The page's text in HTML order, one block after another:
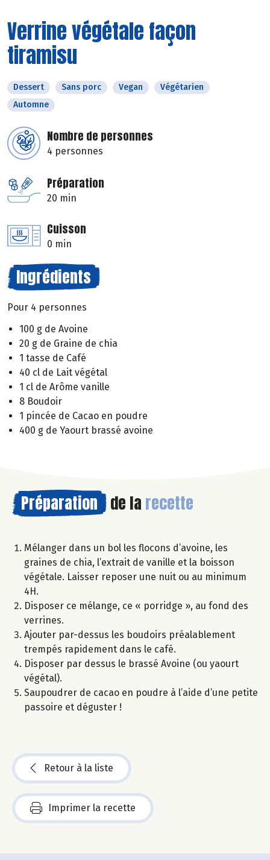
Verrine végétale façon
tiramisu
Dessert Sans porc Vegan
Végétarien
Automne
Nombre de personnes
4 personnes
Préparation
20 min
Cuisson
0 min
Ingrédients
Pour 4 personnes
100 g de Avoine
20 g de Graine de chia
1 tasse de Café
40 cl de Lait végétal
1 cl de Arôme vanille
8 Boudoir
1 pincée de Cacao en poudre
400 g de Yaourt brassé avoine
Préparation de la recette
Mélanger dans un bol les flocons d’avoine, les
graines de chia, l’extrait de vanille et la boisson
végétale. Laisser reposer une nuit ou au minimum
4H.
Disposer ce mélange, ce « porridge », au fond des
verrines.
Ajouter par-dessus les boudoirs préalablement
trempés rapidement dans le café.
Disposer par dessus le brassé Avoine (ou yaourt
végétal).
Saupoudrer de cacao en poudre à l’aide d’une petite
passoire et déguster !
Retour à la liste
Imprimer la recette